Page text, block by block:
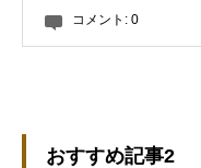
コメント: 0
おすすめ記事2